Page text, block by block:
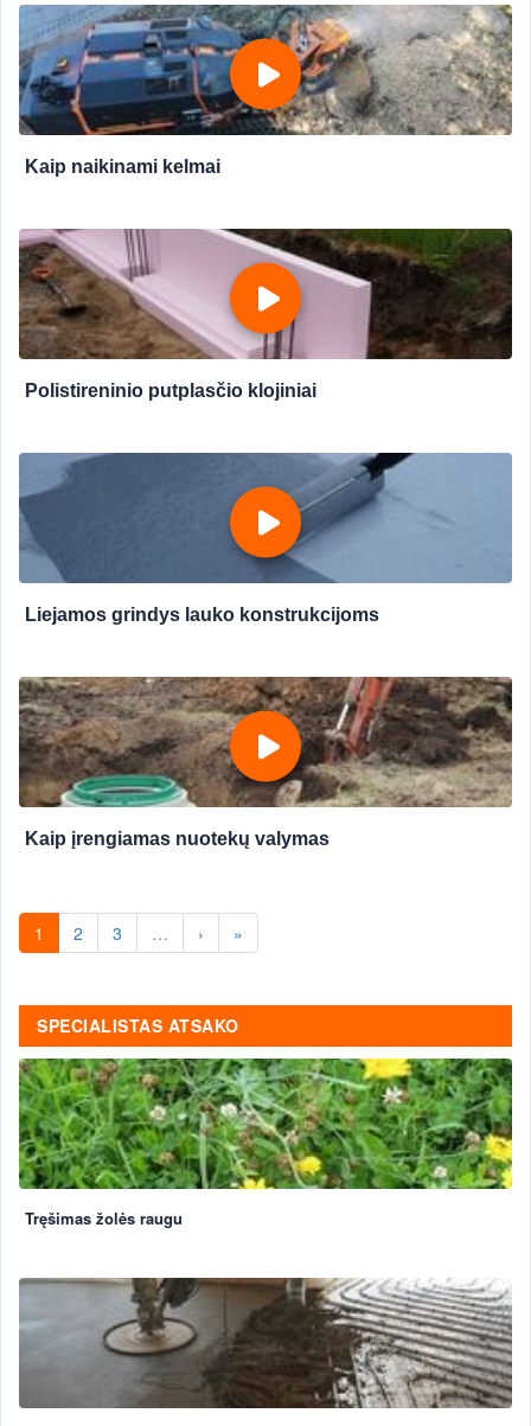
Kaip naikinami kelmai
Polistireninio putplasčio klojiniai
Liejamos grindys lauko konstrukcijoms
Kaip įrengiamas nuotekų valymas
1 2 3 … › »
SPECIALISTAS ATSAKO
Tręšimas žolės raugu